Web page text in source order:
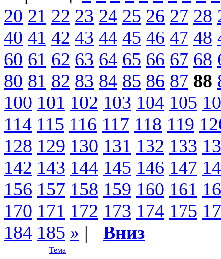
20 21 22 23 24 25 26 27 28
40 41 42 43 44 45 46 47 48
60 61 62 63 64 65 66 67 68
80 81 82 83 84 85 86 87 88
100 101 102 103 104 105
114 115 116 117 118 119
128 129 130 131 132 133
142 143 144 145 146 147
156 157 158 159 160 161
170 171 172 173 174 175
184 185 » | Вниз
Тема